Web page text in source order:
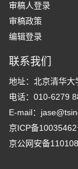
审稿人登录
审稿政策
编辑登录
联系我们
地址：北京清华
电话：010-6279
E-mail：
京ICP备
京公网安备